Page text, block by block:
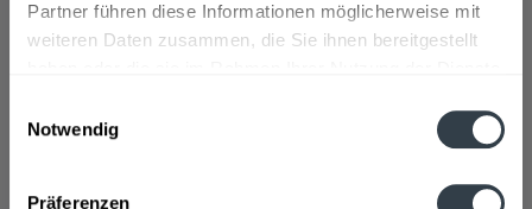
Partner führen diese Informationen möglicherweise mit
weiteren Daten zusammen, die Sie ihnen bereitgestellt
Notwendig
Präferenzen